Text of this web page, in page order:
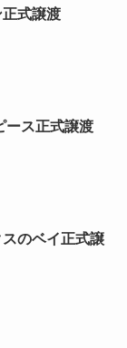
式譲渡
ース正式譲渡
のベイ正式譲